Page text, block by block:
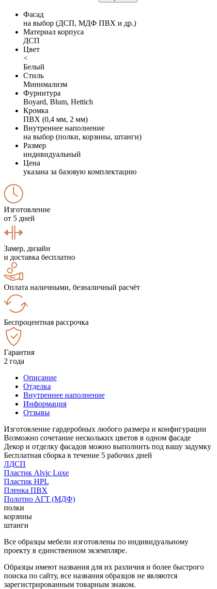
Фасад
на выбор (ДСП, МДФ ПВХ и др.)
Материал корпуса
ДСП
Цвет
<
Белый
Стиль
Минимализм
Фурнитура
Boyard, Blum, Hettich
Кромка
ПВХ (0,4 мм, 2 мм)
Внутреннее наполнение
на выбор (полки, корзины, штанги)
Размер
индивидуальный
Цена
указана за базовую комплектацию
Изготовление
от 5 дней
Замер, дизайн
и доставка бесплатно
Оплата наличными, безналичный расчёт
Беспроцентная рассрочка
Гарантия
2 года
Описание
Отделка
Внутреннее наполнение
Информация
Отзывы
Изготовление гардеробных любого размера и конфигурации
Возможно сочетание нескольких цветов в одном фасаде
Декор и отделку фасадов можно выполнить под вашу задумку
Бесплатная сборка в течение 5 рабочих дней
ЛДСП
Пластик Alvic Luxe
Пластик HPL
Пленка ПВХ
Полотно АГТ (МДФ)
полки
корзины
штанги
Все образцы мебели изготовлены по индивидуальному
проекту в единственном экземпляре.
Образцы имеют названия для их различия и более быстрого
поиска по сайту, все названия образцов не являются
зарегистрированным товарным знаком.